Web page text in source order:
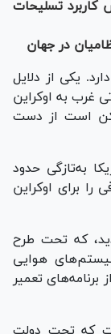
کاربرد تسلیحات
در جهان
یکی از دلایل
غرب به اوکراین
است از دست
به‌تازگی حدود
را برای اوکراین
جدید، که تحت طرح
هوایی
تعمیر